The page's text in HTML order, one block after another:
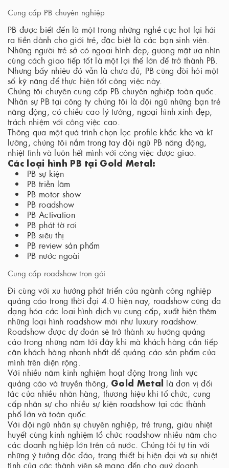
Cung cấp PB chuyên nghiệp
PB được biết đến là một trong những nghề cực hot lại hái
ra tiền dành cho giới trẻ, đặc biệt là các bạn sinh viên.
Những người trẻ sở có ngoại hình đẹp, gương mặt ưa nhìn
cùng cách giao tiếp tốt là một lợi thế lớn để trở thành PB.
Nhưng bấy nhiêu đó vẫn là chưa đủ, PB cũng đòi hỏi một
số kỹ năng để thực hiện tốt công việc này.
Chúng tôi chuyên cung cấp PB chuyên nghiệp toàn quốc.
Nhân sự PB tại công ty chúng tôi là đội ngũ những bạn trẻ
năng động, có chiều cao lý tưởng, ngoại hình xinh đẹp,
trách nhiệm với công việc cao.
Thông qua một quá trình chọn lọc profile khắc khe và kĩ
lưỡng, chúng tôi nắm trong tay đội ngũ PB năng động,
nhiệt tình và luôn hết mình với công việc được giao.
Các loại hình PB tại Gold Metal:
PB sự kiện
PB triễn lãm
PB motor show
PB roadshow
PB Activation
PB phát tờ rơi
PB siêu thị
PB review sản phẩm
PB nước ngoài
Cung cấp roadshow trọn gói
Đi cùng với xu hướng phát triển của ngành công nghiệp
quảng cáo trong thời đại 4.0 hiện nay, roadshow cũng đa
dạng hóa các loại hình dịch vụ cung cấp, xuất hiện thêm
những loại hình roadshow mới như luxury roadshow.
Roadshow được dự đoán sẽ trở thành xu hướng quảng
cáo trong những năm tới đây khi mà khách hàng cần tiếp
cận khách hàng nhanh nhất để quảng cáo sản phẩm của
mình trên diện rộng.
Với nhiều năm kinh nghiệm hoạt động trong lĩnh vực
quảng cáo và truyền thông, Gold Metal là đơn vị đối
tác của nhiều nhãn hàng, thương hiệu khi tổ chức, cung
cấp nhân sự cho nhiều sự kiện roadshow tại các thành
phố lớn và toàn quốc.
Với đội ngũ nhân sự chuyên nghiệp, trẻ trung, giàu nhiệt
huyết cùng kinh nghiệm tổ chức roadshow nhiều năm cho
các doanh nghiệp lớn trên cả nước. Chúng tôi tự tin với
những ý tưởng độc đáo, trang thiết bị hiện đại và sự nhiệt
tình của các thành viên sẽ mang đến cho quý doanh